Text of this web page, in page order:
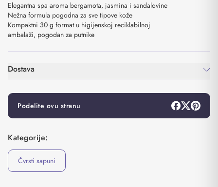
Elegantna spa aroma bergamota, jasmina i sandalovine
Nežna formula pogodna za sve tipove kože
Kompaktni 30 g format u higijenskoj reciklabilnoj
ambalaži, pogodan za putnike
Dostava
Podelite ovu stranu
Kategorije:
Čvrsti sapuni